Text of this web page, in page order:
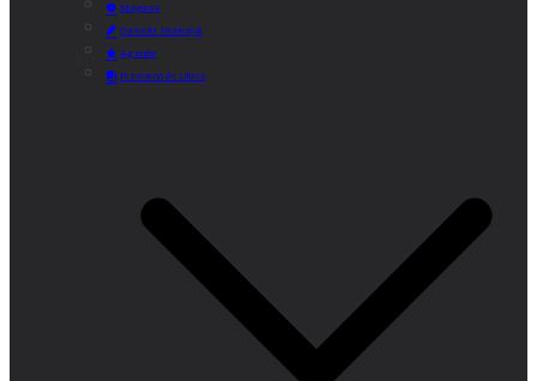
Mayores
Comedor Municipal
Agenda
Préstamo de Libros